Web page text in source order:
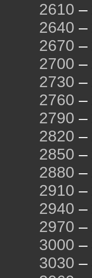
2610 –
2640 –
2670 –
2700 –
2730 –
2760 –
2790 –
2820 –
2850 –
2880 –
2910 –
2940 –
2970 –
3000 –
3030 –